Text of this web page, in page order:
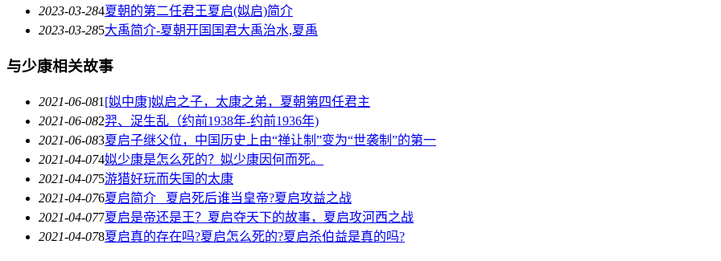
2023-03-284夏朝的第二任君王夏启(姒启)简介
2023-03-285大禹简介-夏朝开国国君大禹治水,夏禹
与少康相关故事
2021-06-081 [姒中康]姒启之子，太康之弟，夏朝第四任君主
2021-06-082羿、浞生乱（约前1938年-约前1936年)
2021-06-083夏启子继父位，中国历史上由“禅让制”变为“世袭制”的第一
2021-04-074姒少康是怎么死的？姒少康因何而死。
2021-04-075游猎好玩而失国的太康
2021-04-076夏启简介_ 夏启死后谁当皇帝?夏启攻益之战
2021-04-077夏启是帝还是王？夏启夺天下的故事，夏启攻河西之战
2021-04-078夏启真的存在吗?夏启怎么死的?夏启杀伯益是真的吗?